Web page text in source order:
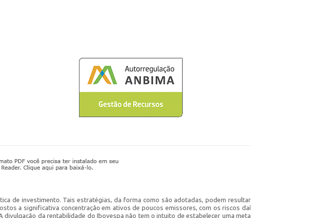
de investimento. Tais estratégias, da forma como são adotadas, podem resultar
a significativa concentração em ativos de poucos emissores, com os riscos daí
da rentabilidade do Ibovespa não tem o intuito de estabelecer uma meta